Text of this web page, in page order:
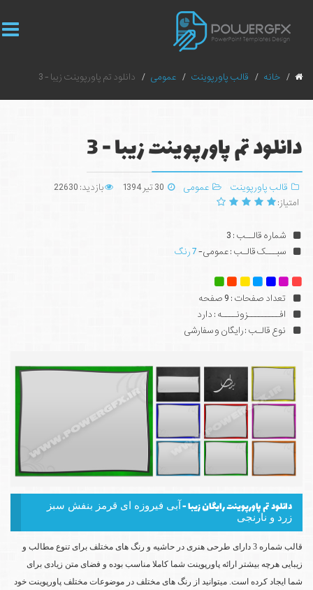
خانه قالب پاورپوینت عمومی دانلود تم پاورپوینت زیبا - 3
دانلود تم پاورپوینت زیبا - 3
قالب پاورپوینت عمومی 30 تیر 1394
بازدید: 22630
امتیاز:
شماره قالــب : 3
سبـــک قالـب : عمومی-7 رنگ
تعداد صفحات : 9 صفحه
افـــــــــزونــــه : دارد
نوع قالـب : رایگان و سفارشی
دانلود تم پاورپوینت رایگان زیبا - آبی فیروزه ای قرمز بنفش سبز
زرد و نارنجی
قالب شماره 3 دارای طرحی هنری در حاشیه و رنگ های مختلف برای تنوع مطالب و
زیبایی هرچه بیشتر ارائه پاورپوینت شما کاملا مناسب بوده و فضای متن زیادی برای
شما ایجاد کرده است. میتوانید از رنگ های مختلف در موضوعات مختلف پاورپوینت خود